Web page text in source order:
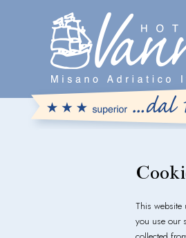
This website
you use our